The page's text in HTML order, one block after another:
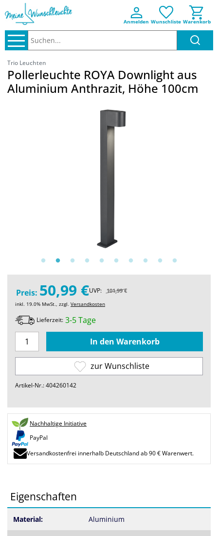
Anmelden Wunschliste Warenkorb
Trio Leuchten
Pollerleuchte ROYA Downlight aus
Aluminium Anthrazit, Höhe 100cm
Preis: 50,99 €UVP: 101,99 €
inkl. 19.0% MwSt., zzgl. Versandkosten
Lieferzeit: 3-5 Tage
zur Wunschliste
Artikel-Nr.: 404260142
Nachhaltige Initiative
PayPal
Versandkostenfrei innerhalb Deutschland ab 90 € Warenwert.
Eigenschaften
Material: Aluminium